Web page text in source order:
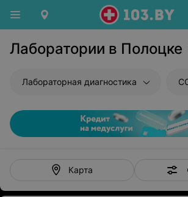
Лаборатории в Полоцке
Лабораторная диагностика
Карта